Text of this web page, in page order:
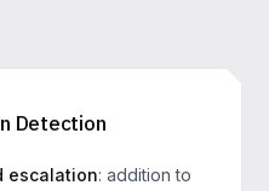
Detection
escalation: addition to